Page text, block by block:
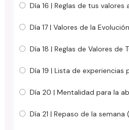
Día 16 | Reglas de tus valores
Día 17 | Valores de la
Día 18 | Reglas de Valores de
Día 19 | Lista de experiencias
Día 20 | Mentalidad para la
Día 21 | Repaso de la